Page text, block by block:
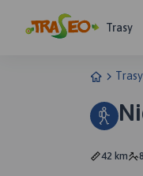
Trasy
42 km